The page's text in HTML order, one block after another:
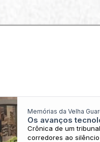
Memórias da Velha
Os avanços
Crônica de um
corredores ao